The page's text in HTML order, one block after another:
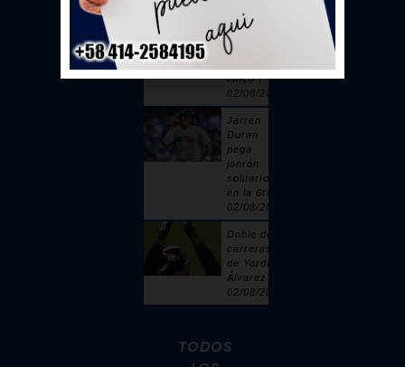
Alcántara
cuelga 6
ceros y
cinco |
02/08/2026
Jarren
Duran
pega
jonrón
solitario
en la 6ta |
02/08/2026
Doble de 2
carreras
de Yordan
Álvarez |
02/08/2026
TODOS